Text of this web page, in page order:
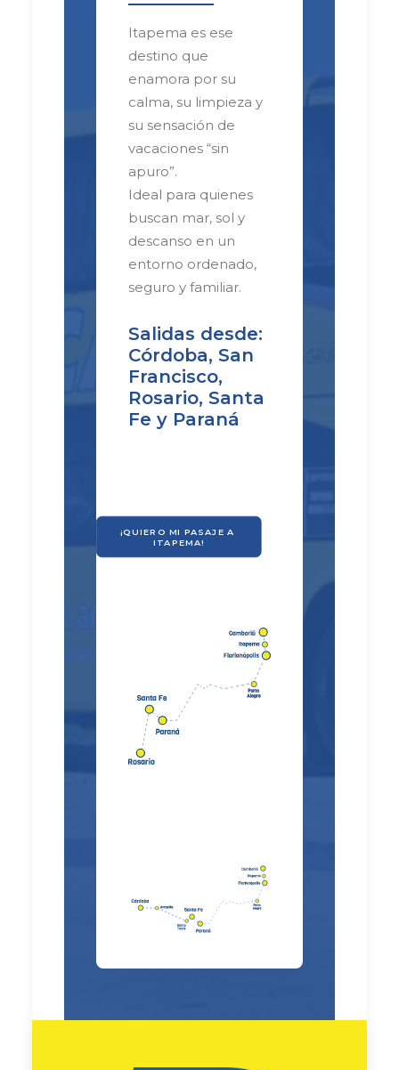
Itapema es ese
destino que
enamora por su
calma, su limpieza y
su sensación de
vacaciones “sin
apuro”.
Ideal para quienes
buscan mar, sol y
descanso en un
entorno ordenado,
seguro y familiar.
Salidas desde:
Córdoba, San
Francisco,
Rosario, Santa
Fe y Paraná
¡QUIERO MI PASAJE A
ITAPEMA!